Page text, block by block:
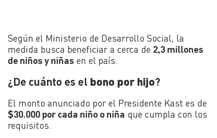
Según el Ministerio de Desarrollo Social, la
medida busca beneficiar a cerca de 2,3 millones
de niños y niñas en el país.
¿De cuánto es el bono por hijo?
El monto anunciado por el Presidente Kast es de
$30.000 por cada niño o niña que cumpla con los
requisitos.